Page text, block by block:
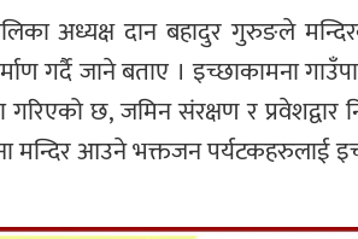
अध्यक्ष दान बहादुर गुरुङले
गर्दै जाने बताए । इच्छाकामना
गरिएको छ, जमिन संरक्षण र
मन्दिर आउने भक्तजन पर्यटकहरुलाई